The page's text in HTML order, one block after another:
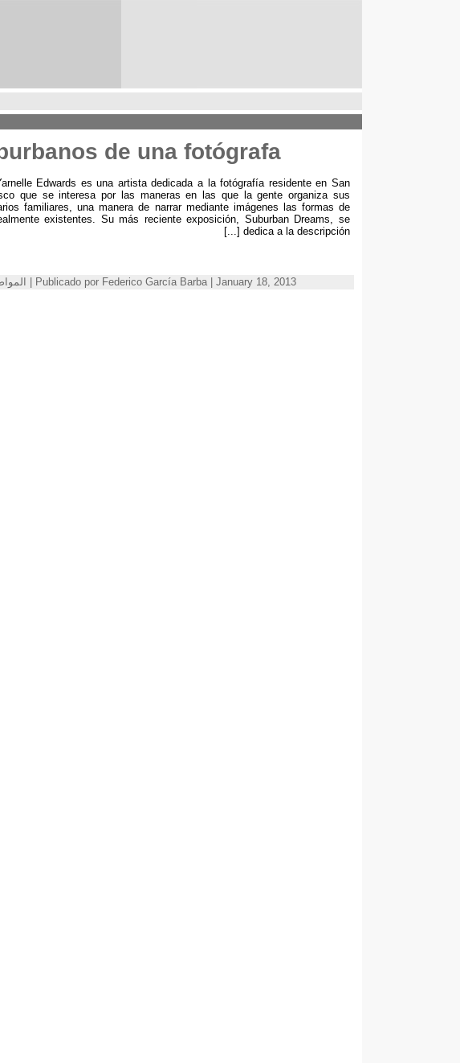
de una fotógrafa
Edwards es una artista dedicada a la fotógrafía residente en San
que se interesa por las maneras en las que la gente organiza sus
familiares ,una manera de narrar mediante imágenes las formas de
existentes
Su más reciente exposición Suburban Dreams ,se
dedica a la descripción
[...]
Publicado por Federico García Barba | January 18, 2013 | المواضيع: